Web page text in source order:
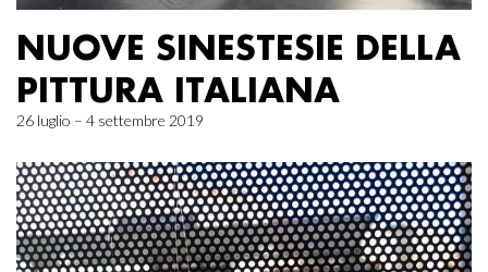
NUOVE SINESTESIE DELLA
PITTURA ITALIANA
26 luglio – 4 settembre 2019